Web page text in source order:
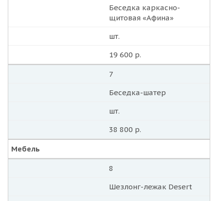
Беседка каркасно-
щитовая «Афина»
шт.
19 600 р.
7
Беседка-шатер
шт.
38 800 р.
Мебель
8
Шезлонг-лежак Desert